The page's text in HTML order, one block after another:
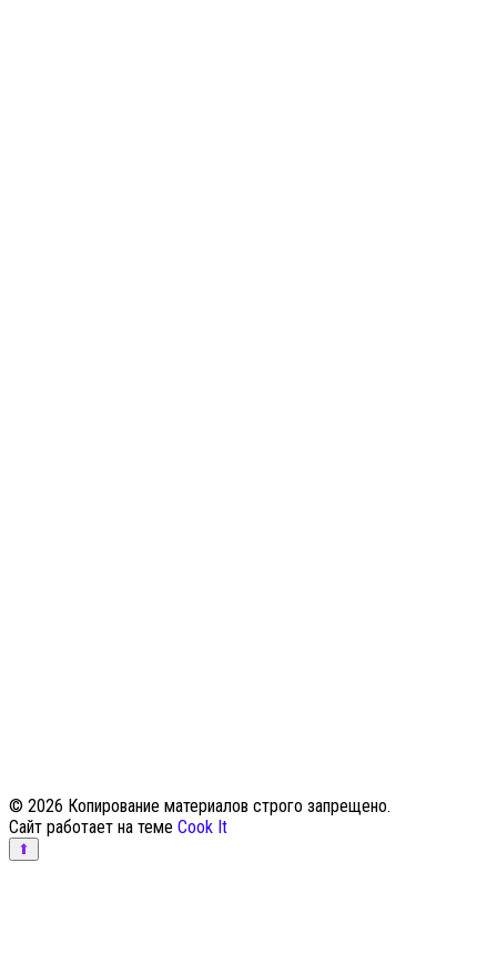
© 2026 Копирование материалов строго запрещено.
Сайт работает на теме Cook It